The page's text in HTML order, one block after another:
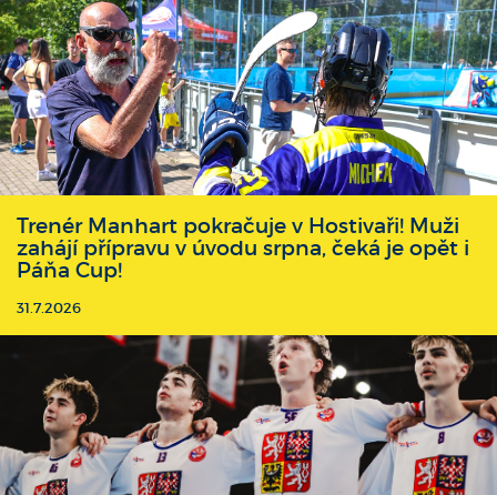
Trenér Manhart pokračuje v Hostivaři! Muži
zahájí přípravu v úvodu srpna, čeká je opět i
Páňa Cup!
31.7.2026